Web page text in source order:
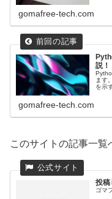
gomafree-tech.com
説！
ます
を示
gomafree-tech.com
このサイトの記事一覧
投稿
ゴマ